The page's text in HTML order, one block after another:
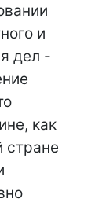
и
дел -
как
стране